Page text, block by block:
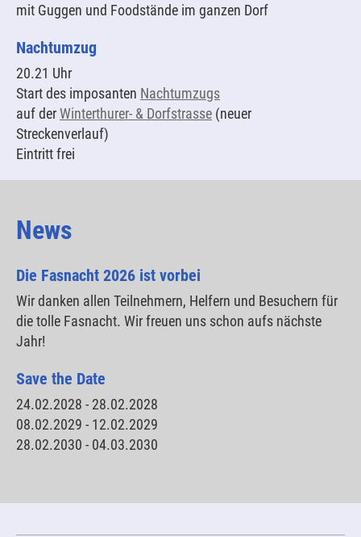
mit Guggen und Foodstände im ganzen Dorf
Nachtumzug
20.21 Uhr
Start des imposanten Nachtumzugs
auf derWinterthurer- & Dorfstrasse (neuer
Streckenverlauf)
Eintritt frei
News
Die Fasnacht 2026 ist vorbei
Wir danken allen Teilnehmern, Helfern und Besuchern für
die tolle Fasnacht. Wir freuen uns schon aufs nächste
Jahr!
Save the Date
24.02.2028 - 28.02.2028
08.02.2029 - 12.02.2029
28.02.2030 - 04.03.2030